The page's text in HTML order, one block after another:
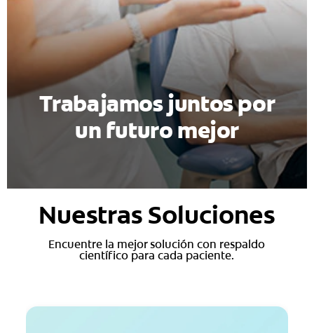
Trabajamos juntos por
un futuro mejor
Nuestras Soluciones
Encuentre la mejor solución con respaldo
científico para cada paciente.